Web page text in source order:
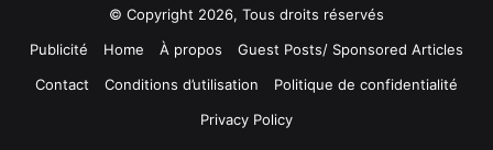
© Copyright 2026, Tous droits réservés
Publicité
Home À propos
Guest Posts/ Sponsored Articles
Contact
Conditions d’utilisation
Politique de confidentialité
Privacy Policy